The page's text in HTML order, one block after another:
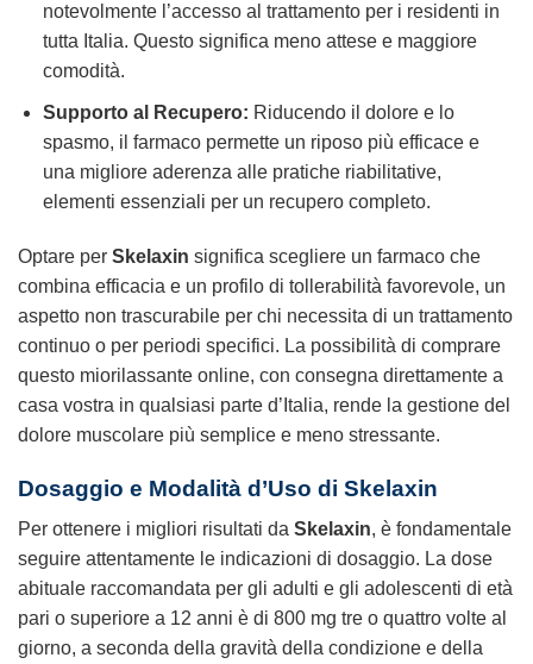
notevolmente l’accesso al trattamento per i residenti in
tutta Italia. Questo significa meno attese e maggiore
comodità.
Supporto al Recupero: Riducendo il dolore e lo
spasmo, il farmaco permette un riposo più efficace e
una migliore aderenza alle pratiche riabilitative,
elementi essenziali per un recupero completo.
Optare per Skelaxin significa scegliere un farmaco che
combina efficacia e un profilo di tollerabilità favorevole, un
aspetto non trascurabile per chi necessita di un trattamento
continuo o per periodi specifici. La possibilità di comprare
questo miorilassante online, con consegna direttamente a
casa vostra in qualsiasi parte d’Italia, rende la gestione del
dolore muscolare più semplice e meno stressante.
Dosaggio e Modalità d’Uso di Skelaxin
Per ottenere i migliori risultati da Skelaxin, è fondamentale
seguire attentamente le indicazioni di dosaggio. La dose
abituale raccomandata per gli adulti e gli adolescenti di età
pari o superiore a 12 anni è di 800 mg tre o quattro volte al
giorno, a seconda della gravità della condizione e della